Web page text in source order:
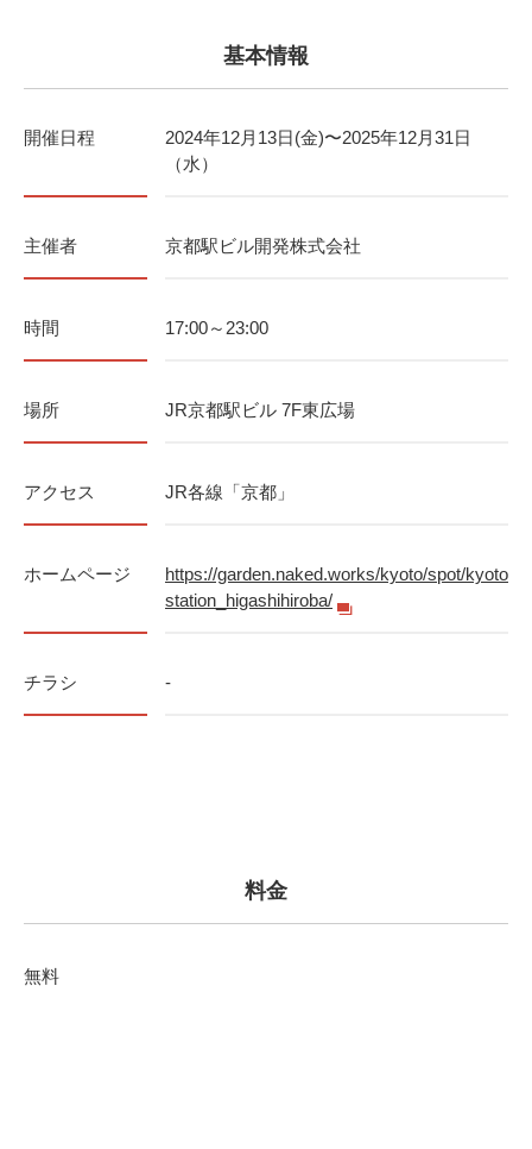
基本情報
開催日程
2024年12月13日(金)〜2025年12月31日
（水）
主催者 京都駅ビル開発株式会社
時間 17:00～23:00
場所 JR京都駅ビル 7F東広場
アクセス JR各線「京都」
ホームページ
https://garden.naked.works/kyoto/spot/kyoto
station_higashihiroba/
チラシ -
料金
無料